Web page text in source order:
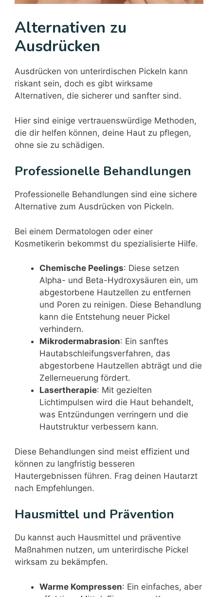
Alternativen zu
Ausdrücken
Ausdrücken von unterirdischen Pickeln kann
riskant sein, doch es gibt wirksame
Alternativen, die sicherer und sanfter sind.
Hier sind einige vertrauenswürdige Methoden,
die dir helfen können, deine Haut zu pflegen,
ohne sie zu schädigen.
Professionelle Behandlungen
Professionelle Behandlungen sind eine sichere
Alternative zum Ausdrücken von Pickeln.
Bei einem Dermatologen oder einer
Kosmetikerin bekommst du spezialisierte Hilfe.
Chemische Peelings: Diese setzen
Alpha- und Beta-Hydroxysäuren ein, um
abgestorbene Hautzellen zu entfernen
und Poren zu reinigen. Diese Behandlung
kann die Entstehung neuer Pickel
verhindern.
Mikrodermabrasion: Ein sanftes
Hautabschleifungsverfahren, das
abgestorbene Hautzellen abträgt und die
Zellerneuerung fördert.
Lasertherapie: Mit gezielten
Lichtimpulsen wird die Haut behandelt,
was Entzündungen verringern und die
Hautstruktur verbessern kann.
Diese Behandlungen sind meist effizient und
können zu langfristig besseren
Hautergebnissen führen. Frag deinen Hautarzt
nach Empfehlungen.
Hausmittel und Prävention
Du kannst auch Hausmittel und präventive
Maßnahmen nutzen, um unterirdische Pickel
wirksam zu bekämpfen.
Warme Kompressen: Ein einfaches, aber